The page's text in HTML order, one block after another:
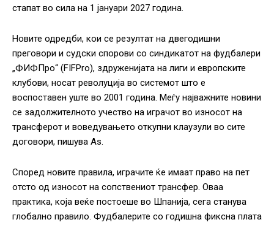
стапат во сила на 1 јануари 2027 година.
Новите одредби, кои се резултат на двегодишни
преговори и судски спорови со синдикатот на фудбалери
„ФИФПро“ (FIFPro), здруженијата на лиги и европските
клубови, носат револуција во системот што е
воспоставен уште во 2001 година. Меѓу најважните новини
се задолжителното учество на играчот во износот на
трансферот и воведувањето откупни клаузули во сите
договори, пишува As.
Според новите правила, играчите ќе имаат право на пет
отсто од износот на сопствениот трансфер. Оваа
практика, која веќе постоеше во Шпанија, сега станува
глобално правило. Фудбалерите со годишна фиксна плата